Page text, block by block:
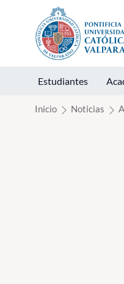
Click acá para ir
Estudiantes
Inicio Noticias